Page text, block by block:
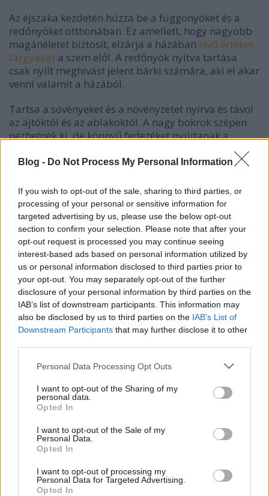
Blog - Do Not Process My Personal Information
If you wish to opt-out of the sale, sharing to third parties, or
processing of your personal or sensitive information for
targeted advertising by us, please use the below opt-out
section to confirm your selection. Please note that after your
opt-out request is processed you may continue seeing
interest-based ads based on personal information utilized by
us or personal information disclosed to third parties prior to
your opt-out. You may separately opt-out of the further
disclosure of your personal information by third parties on the
IAB’s list of downstream participants. This information may
also be disclosed by us to third parties on the IAB’s List of
Downstream Participants that may further disclose it to other
Please note that this website/app uses one or more Google
not limited to your visit or usage behaviour. You may click to
grant or deny consent to Google and its third-party tags to
use your data for below specified purposes in below Google
consent section.
Personal Data Processing Opt Outs
I want to opt-out of the Sharing of my
personal data.
Opted In
I want to opt-out of the Sale of my
Personal Data.
Opted In
I want to opt-out of processing my
Personal Data for Targeted Advertising.
Opted In
Az éjszaka kezdetén húzza be a függönyöket és a
redőnyöket otthonában. Ez amellett, hogy nagyobb
magánéletet biztosít, elzárja a házában lévő értékes
tárgyakat a szem elől. A redőnyök nyitva tartása
csak nyílt meghívást jelent bárki számára, aki el akar
venni valamit a házából.
Tartsa a sövényeket és a növényzetet nyírva és távol
az ajtóktól és az ablakoktól. A nagy bokrok szépen
nézhetnek ki, de könnyű fedezéket nyújtanak a
potenciális lakásbetörőknek. Ha teheti, próbáljon
meg egy nyitott területet tartani, amely teljesen
tartsa azt jól nyírva.
A mozgásérzékelős lámpák elhelyezése otthonának
külső részén nagyszerű ötlet. Ha valaki belép a
közelükbe, automatikusan kigyulladnak. Mozgást
jeleznek Önnek, dea tolvajok számára is
elrettentőleg hatnak. Az izzókat azonban gyakran
tesztelje.
Egyes vezeték nélküli otthoni biztonsági rendszerek
további funkciókkal rendelkeznek, például az
otthoni rendszerek távvezérlésével. Ha mindkét szülő
teljes munkaidőben dolgozik, ez a rendszer
amíg haza nem érnek. A rendszer az ajtók zárására
és nyitására, valamint az otthoni hőmérsékletszint
beállítására is használható.
túlburjánzik a kert. A túlburjánzott kertépítés
menedéket nyújt a betörőknek, amikor betörnek az
láthatónak kell lennie az utcáról anélkül, hogy
bokrok takarnák el őket.
Az udvaron belül sem